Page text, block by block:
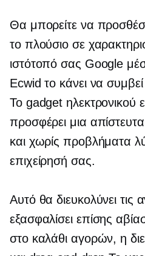
Θα μπορείτε να
το πλούσιο σε
ιστότοπό σας Google
Ecwid το κάνει να
Το gadget ηλεκτρονικού
προσφέρει μια
και χωρίς προβλήματα
επιχείρησή σας.
Αυτό θα διευκολύνει τις
εξασφαλίσει επίσης
στο καλάθι αγορών, η